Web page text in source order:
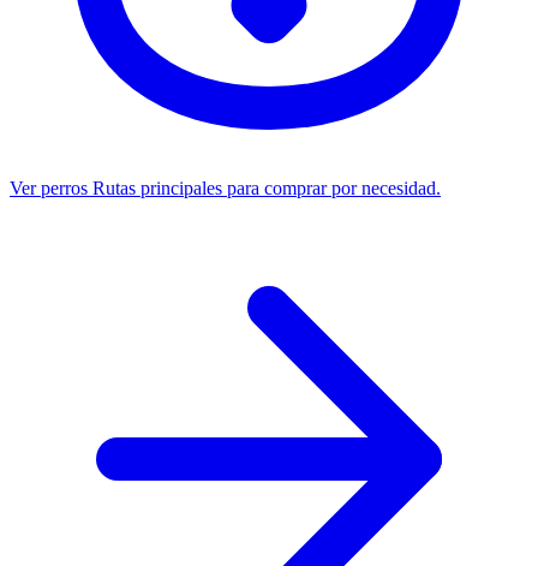
Ver perros Rutas principales para comprar por necesidad.